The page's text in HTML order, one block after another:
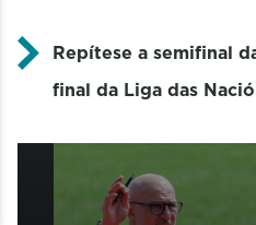
Repítese a semifinal
final da Liga das